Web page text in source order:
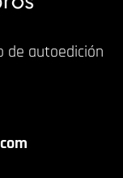
de autoedición